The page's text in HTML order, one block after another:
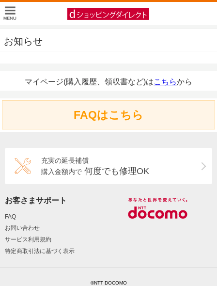
お知らせ
マイページ(購入履歴、領収書など)はこちらから
FAQはこちら
充実の延長補償
購入金額内で 何度でも修理OK
お客さまサポート
FAQ
お問い合わせ
サービス利用規約
特定商取引法に基づく表示
©NTT DOCOMO